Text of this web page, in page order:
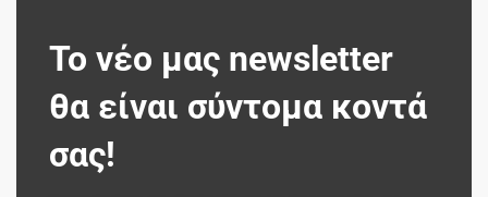
Το νέο μας newsletter
θα είναι σύντομα κοντά
σας!